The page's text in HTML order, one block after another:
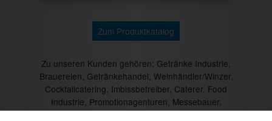
Zum Produktkatalog
Zu unseren Kunden gehören: Getränke Industrie,
Brauereien, Getränkehandel, Weinhändler/Winzer,
Cocktailcatering, Imbissbetreiber, Caterer, Food
Industrie, Promotionagenturen, Messebauer,
Verbände/Vereine, Marktständler, Bäckereien,